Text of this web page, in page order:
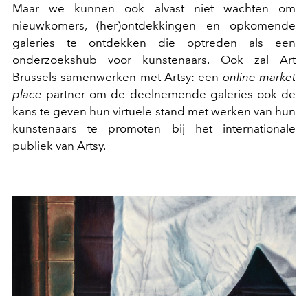
Maar we kunnen ook alvast niet wachten om
nieuwkomers, (her)ontdekkingen en opkomende
galeries te ontdekken die optreden als een
onderzoekshub voor kunstenaars. Ook zal Art
Brussels samenwerken met Artsy: een online market
place partner om de deelnemende galeries ook de
kans te geven hun virtuele stand met werken van hun
kunstenaars te promoten bij het internationale
publiek van Artsy.